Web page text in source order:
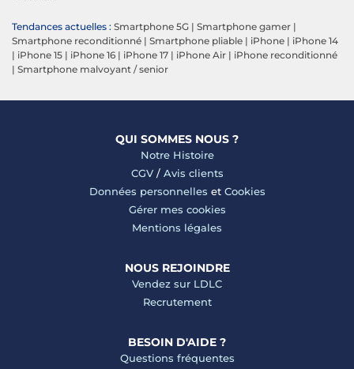
Tendances actuelles : Smartphone 5G | Smartphone gamer |
Smartphone reconditionné | Smartphone pliable | iPhone | iPhone 14
| iPhone 15 | iPhone 16 | iPhone 17 | iPhone Air | iPhone reconditionné
| Smartphone malvoyant / senior
QUI SOMMES NOUS ?
Notre Histoire
CGV/ Avis clients
Données personnelles et Cookies
Gérer mes cookies
Mentions légales
NOUS REJOINDRE
Vendez sur LDLC
Recrutement
BESOIN D'AIDE ?
Questions fréquentes